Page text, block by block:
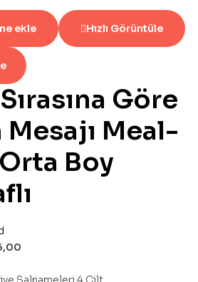
ekle Hızlı Görüntüle
Göre
Mesajı Meal-
Boy